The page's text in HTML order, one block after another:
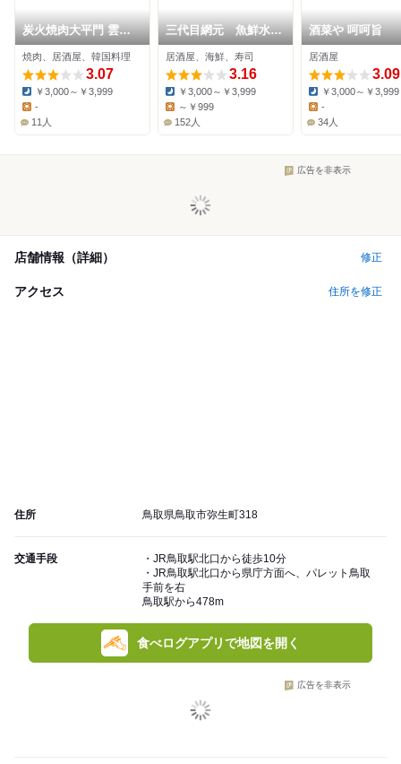
炭火焼肉大平門 雲山
店
焼肉、居酒屋、韓国料理
3.07
Dinner:
￥3,000～￥3,999
Lunch:
-
11人
三代目網元 魚鮮水産
シャミネ鳥取店
居酒屋、海鮮、寿司
3.16
Dinner:
￥3,000～￥3,999
～￥999
152人
酒菜や 呵呵旨
居酒屋
3.09
Dinner:
￥3,000～￥3,999
Lunch:
-
34人
広告を非表示
店舗情報（詳細） 修正
アクセス 住所を修正
住所 鳥取県鳥取市弥生町318
交通手段
・JR鳥取駅北口から徒歩10分
・JR鳥取駅北口から県庁方面へ、パレット鳥取
手前を右
鳥取駅から478m
食べログアプリで地図を開く
広告を非表示